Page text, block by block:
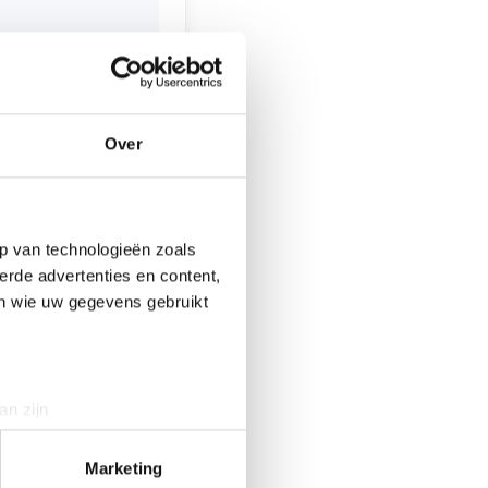
Over
van technologieën zoals
advertenties en content,
wie uw gegevens gebruikt
zijn
detailgedeeltein. U kunt uw
Marketing
wordt
zijn
over zijn akker